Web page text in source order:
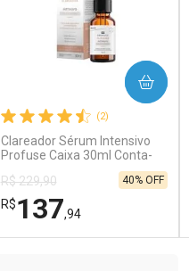
Comprar sem Desconto
Por R$ 14,39/cada
Comprar sem Desconto
Por R$ 14,39/cada
(2)
Clareador Sérum Intensivo
Profuse Caixa 30ml Conta-
R$ 229,90
R$137,94
40% OFF
COMPRAR